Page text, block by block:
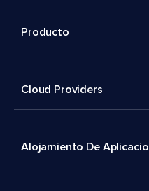
Producto
Cloud Providers
Alojamiento De